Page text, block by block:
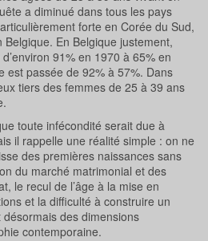
a diminué dans tous les pays
forte en Corée du Sud,
En Belgique justement,
91% en 1970 à 65% en
est passée de 92% à 57%. Dans
tiers des femmes de 25 à 39 ans
toute infécondité serait due à
il rappelle une réalité simple : on ne
des premières naissances sans
du marché matrimonial et des
le recul de l’âge à la mise en
et la difficulté à construire un
des dimensions
contemporaine.